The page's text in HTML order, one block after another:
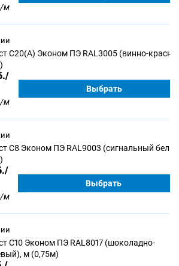
м
С20(А) Эконом ПЭ RAL3005 (винно-
м
Выбрать
С8 Эконом ПЭ RAL9003 (сигнальный
м
Выбрать
С10 Эконом ПЭ RAL8017 (шоколадно-
м (0,75м)